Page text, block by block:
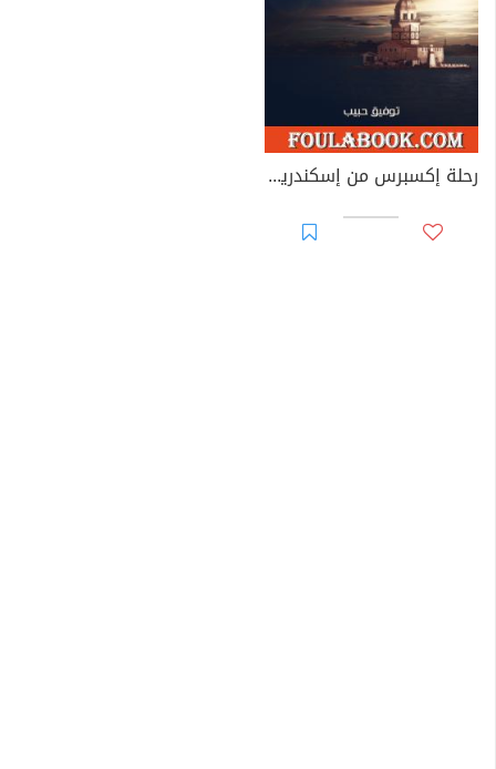
رحلة إكسبرس من إسكندرية وإستامبول: مع المستر أتول